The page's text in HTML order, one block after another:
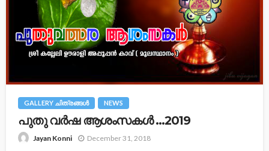
GALLERY ചിത്രങ്ങള്‍ NEWS
പുതു വര്‍ഷ ആശംസകള്‍ …2019
Jayan Konni December 31, 2018